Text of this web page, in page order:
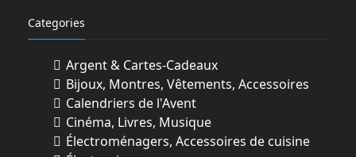
Categories
Argent & Cartes-Cadeaux
Bijoux, Montres, Vêtements, Accessoires
Calendriers de l'Avent
Cinéma, Livres, Musique
Électroménagers, Accessoires de cuisine